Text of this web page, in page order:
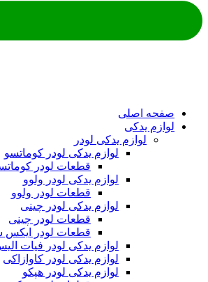
اصلی
یدکی
لوازم یدکی لودر
لوازم یدکی لودر کوماتسو
قطعات لودر کوماتسو
لوازم یدکی لودر ولوو
قطعات لودر ولوو
لوازم یدکی لودر چینی
قطعات لودر چینی
قطعات لودر ایکس سی ام جی xcmg
لوازم یدکی لودر فیات الیس
لوازم یدکی لودر کاوازاکی
لوازم یدکی لودر هپکو